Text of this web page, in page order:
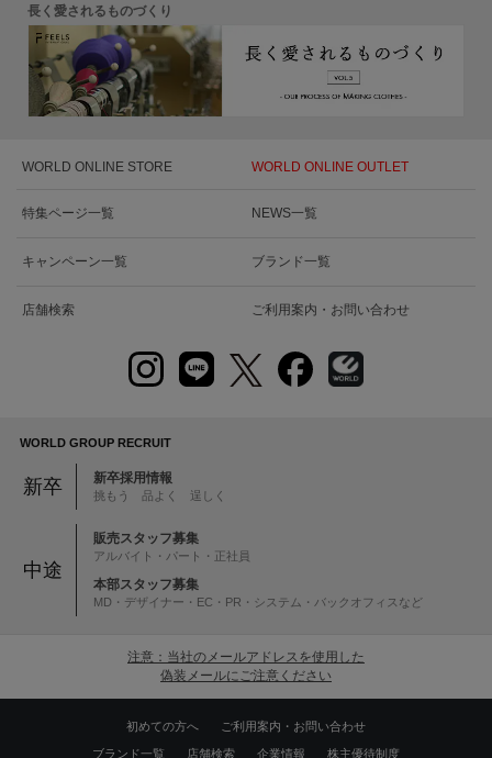
長く愛されるものづくり
WORLD ONLINE STORE WORLD ONLINE OUTLET
特集ページ一覧 NEWS一覧
キャンペーン一覧 ブランド一覧
店舗検索 ご利用案内・お問い合わせ
WORLD GROUP RECRUIT
新卒 新卒採用情報
挑もう 品よく 逞しく
中途
販売スタッフ募集
アルバイト・パート・正社員
本部スタッフ募集
MD・デザイナー・EC・PR・システム・バックオフィスなど
注意：当社のメールアドレスを使用した
偽装メールにご注意ください
初めての方へ ご利用案内・お問い合わせ
ブランド一覧 店舗検索 企業情報 株主優待制度